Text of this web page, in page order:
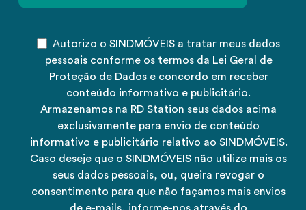
Autorizo o SINDMÓVEIS a tratar meus dados
pessoais conforme os termos da Lei Geral de
Proteção de Dados e concordo em receber
conteúdo informativo e publicitário.
Armazenamos na RD Station seus dados acima
exclusivamente para envio de conteúdo
informativo e publicitário relativo ao SINDMÓVEIS.
Caso deseje que o SINDMÓVEIS não utilize mais os
seus dados pessoais, ou, queira revogar o
consentimento para que não façamos mais envios